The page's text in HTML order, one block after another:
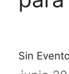
Sin